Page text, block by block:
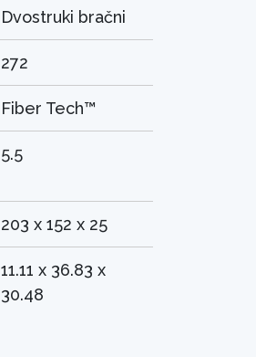
Dvostruki bračni
272
Fiber Tech™
5.5
203 x 152 x 25
11.11 x 36.83 x
30.48